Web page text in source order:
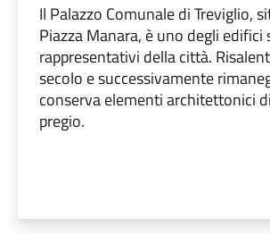
Il Palazzo Comunale di Treviglio,
Piazza Manara, è uno degli edifici
rappresentativi della città.
secolo e successivamente
conserva elementi architettonici
pregio.